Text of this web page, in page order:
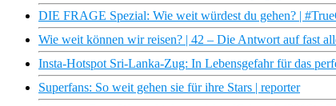
DIE FRAGE Spezial: Wie weit würdest du gehen? |
Wie weit können wir reisen? | 42 – Die Antwort auf fast
Insta-Hotspot Sri-Lanka-Zug: In Lebensgefahr für das
Superfans: So weit gehen sie für ihre Stars | reporter